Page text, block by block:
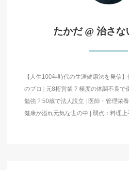
たかだ @ 治さな
【人生100年時代の生涯健康法を発信
のプロ | 元8桁営業 ? 極度の体調不良で
勉強 ? 50歳で法人設立 | 医師・管理栄
健康が溢れ元気な世の中 | 弱点：料理